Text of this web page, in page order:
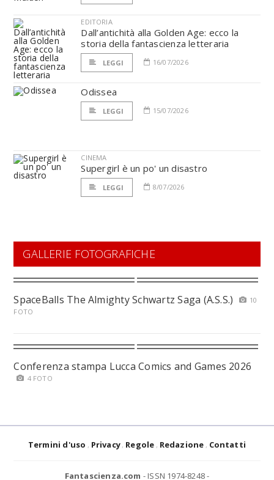
EDITORIA
Dall’antichità alla Golden Age: ecco la
storia della fantascienza letteraria
LEGGI 16/07/2026
Odissea
LEGGI 15/07/2026
CINEMA
Supergirl è un po' un disastro
LEGGI 8/07/2026
GALLERIE FOTOGRAFICHE
SpaceBalls The Almighty Schwartz Saga (A.S.S.)
10
FOTO
Conferenza stampa Lucca Comics and Games 2026
4 FOTO
Termini d'uso Privacy Regole Redazione Contatti
Fantascienza.com - ISSN 1974-8248 -